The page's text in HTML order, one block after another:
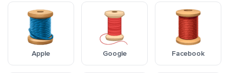
Apple Google Facebook